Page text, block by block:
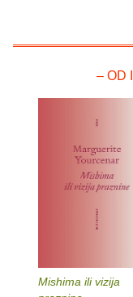
– OD
Mishima ili vizija